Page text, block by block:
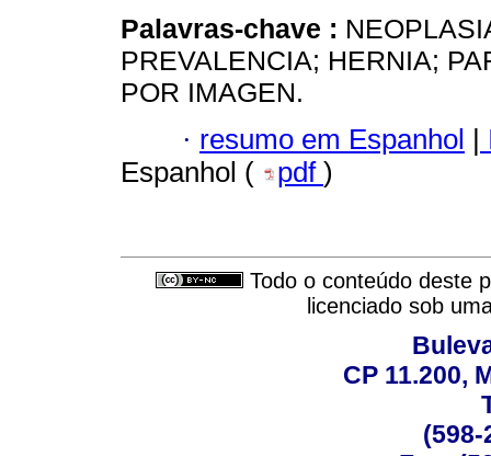
Palavras-chave :
PREVALENCIA; HERNIA;
POR IMAGEN.
· resumo em Espanhol |
Espanhol (
pdf )
Todo o conteúdo deste
licenciado sob
CP 11.200,
(598-